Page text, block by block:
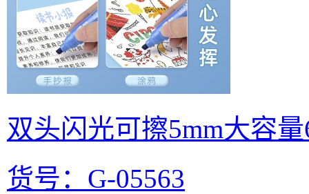
双头闪光可擦5mm大容
货号：G-05563